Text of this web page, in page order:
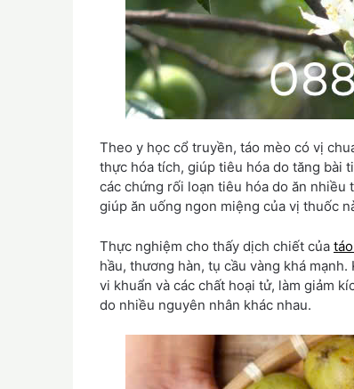
Theo y học cổ truyền, táo mèo có vị
thực hóa tích, giúp tiêu hóa do tăng bài
các chứng rối loạn tiêu hóa do ăn
giúp ăn uống ngon miệng của vị thuốc
Thực nghiệm cho thấy dịch chiết của
hầu, thương hàn, tụ cầu vàng khá
vi khuẩn và các chất hoại tử, làm giảm
do nhiều nguyên nhân khác nhau.